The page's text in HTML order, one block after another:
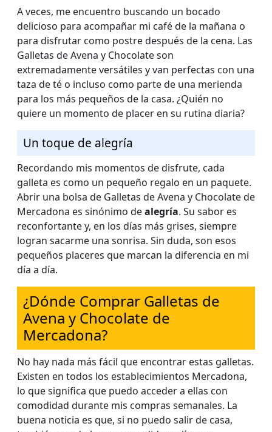
A veces, me encuentro buscando un bocado
delicioso para acompañar mi café de la mañana o
para disfrutar como postre después de la cena. Las
Galletas de Avena y Chocolate son
extremadamente versátiles y van perfectas con una
taza de té o incluso como parte de una merienda
para los más pequeños de la casa. ¿Quién no
quiere un momento de placer en su rutina diaria?
Un toque de alegría
Recordando mis momentos de disfrute, cada
galleta es como un pequeño regalo en un paquete.
Abrir una bolsa de Galletas de Avena y Chocolate de
Mercadona es sinónimo dealegría. Su sabor es
reconfortante y, en los días más grises, siempre
logran sacarme una sonrisa. Sin duda, son esos
pequeños placeres que marcan la diferencia en mi
día a día.
¿Dónde Comprar Galletas de
Avena y Chocolate de
Mercadona?
No hay nada más fácil que encontrar estas galletas.
Existen en todos los establecimientos Mercadona,
lo que significa que puedo acceder a ellas con
comodidad durante mis compras semanales. La
buena noticia es que, si no puedo salir de casa,